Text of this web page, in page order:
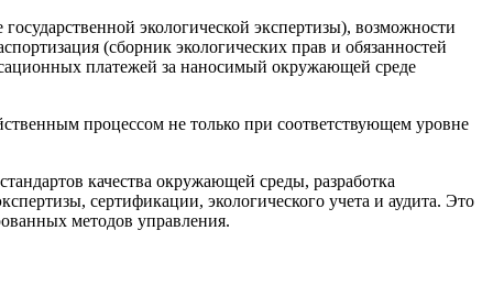
экологической экспертизы), возможности
(сборник экологических прав и обязанностей
платежей за наносимый окружающей среде
процессом не только при соответствующем уровне
качества окружающей среды, разработка
сертификации, экологического учета и аудита. Это
методов управления.